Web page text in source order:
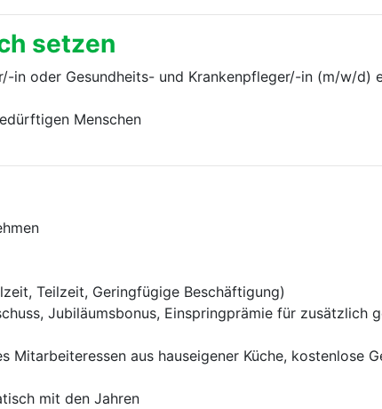
setzen
in oder Gesundheits- und Krankenpfleger/-in (m/w/d)
Menschen
Teilzeit, Geringfügige Beschäftigung)
Jubiläumsbonus, Einspringprämie für zusätzlich
aus hauseigener Küche, kostenlose
mit den Jahren